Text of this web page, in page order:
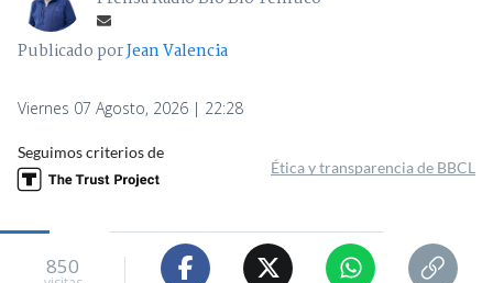
Publicado porJean Valencia
Viernes 07 Agosto, 2026 | 22:28
Seguimos criterios de
Ética y transparencia de BBCL
850